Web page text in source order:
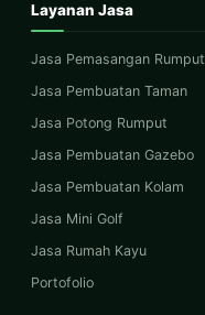
Layanan Jasa
Jasa Pemasangan Rumput
Jasa Pembuatan Taman
Jasa Potong Rumput
Jasa Pembuatan Gazebo
Jasa Pembuatan Kolam
Jasa Mini Golf
Jasa Rumah Kayu
Portofolio